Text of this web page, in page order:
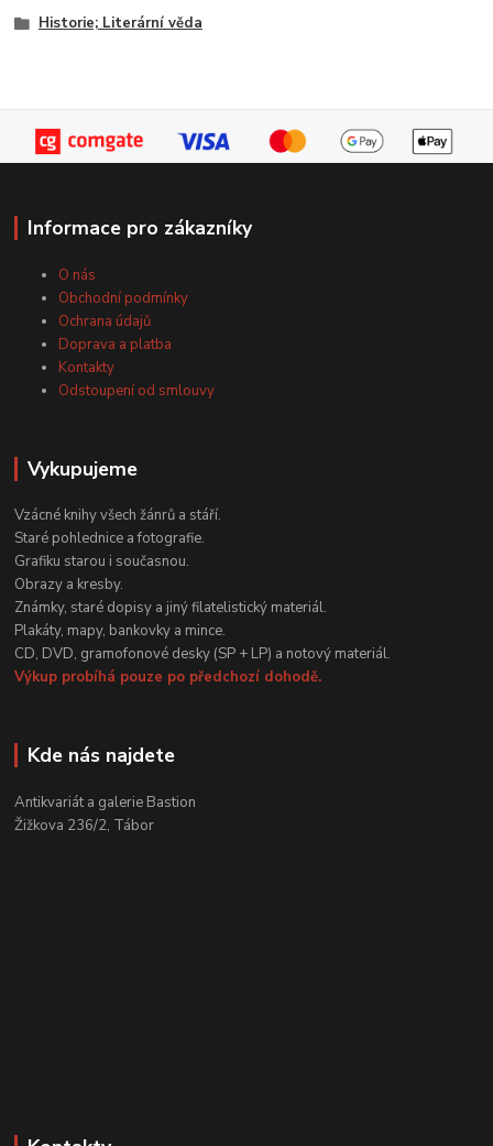
Historie; Literární věda
Informace pro zákazníky
O nás
Obchodní podmínky
Ochrana údajů
Doprava a platba
Kontakty
Odstoupení od smlouvy
Vykupujeme
Vzácné knihy všech žánrů a stáří.
Staré pohlednice a fotografie.
Grafiku starou i současnou.
Obrazy a kresby.
Známky, staré dopisy a jiný filatelistický materiál.
Plakáty, mapy, bankovky a mince.
CD, DVD, gramofonové desky (SP + LP) a notový materiál.
Výkup probíhá pouze po předchozí dohodě.
Kde nás najdete
Antikvariát a galerie Bastion
Žižkova 236/2, Tábor